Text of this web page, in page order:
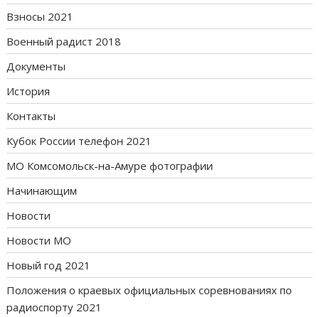
Взносы 2021
Военный радист 2018
Документы
История
Контакты
Кубок России телефон 2021
МО Комсомольск-на-Амуре фотографии
Начинающим
Новости
Новости МО
Новый год 2021
Положения о краевых официальных соревнованиях по
радиоспорту 2021